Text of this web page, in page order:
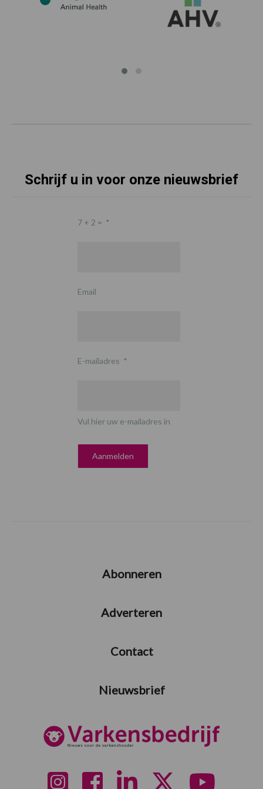
Schrijf u in voor onze nieuwsbrief
7 + 2 = *
Email
E-mailadres *
Vul hier uw e-mailadres in
Abonneren
Adverteren
Contact
Nieuwsbrief